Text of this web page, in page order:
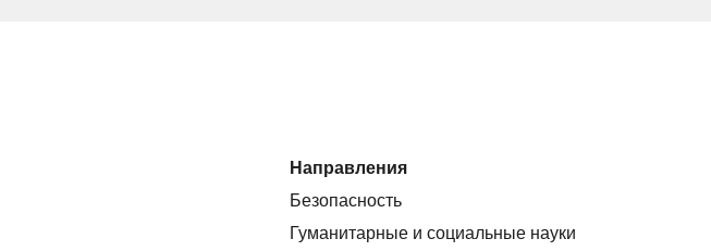
Направления
Безопасность
Гуманитарные и социальные науки